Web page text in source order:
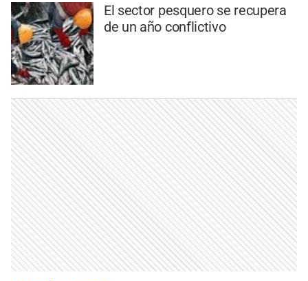
El sector pesquero se recupera
de un año conflictivo